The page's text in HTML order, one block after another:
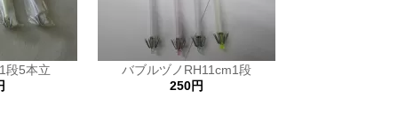
段5本立
バブルヅノRH11cm1段
250円